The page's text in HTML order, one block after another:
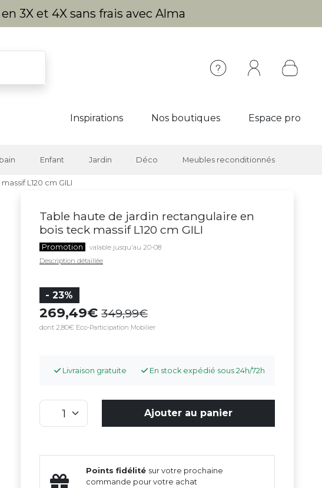
3X et 4X sans frais avec Alma
Inspirations Nos boutiques Espace pro
Enfant Jardin Déco Meubles reconditionnés
L120 cm GILI
Table haute de jardin rectangulaire en
bois teck massif L120 cm GILI
Promotion
valable jusqu'au 20-08
Description détaillée
- 23%
269,49 349,99
dont 2,80€ Eco-Participation Mobilier
Livraison gratuite En stock expédié sous 24h/72h
Ajouter au panier
Points fidélité sur votre prochaine
commande pour votre achat